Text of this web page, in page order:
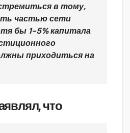
в тому,
частью сети
бы 1-5% капитала
приходиться на
что